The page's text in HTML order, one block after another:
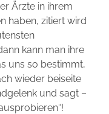
Ärzte in ihrem
haben, zitiert wird
kann man ihre
uns so bestimmt,
wieder beiseite
und sagt –